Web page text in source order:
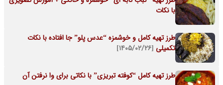
با نکات
طرز تهیه کامل و خوشمزه “عدس پلو” جا افتاده با نکات
تکمیلی [۱۴۰۵/۰۲/۲۶]
طرز تهیه کامل “کوفته تبریزی” با نکاتی برای وا نرفتن آن